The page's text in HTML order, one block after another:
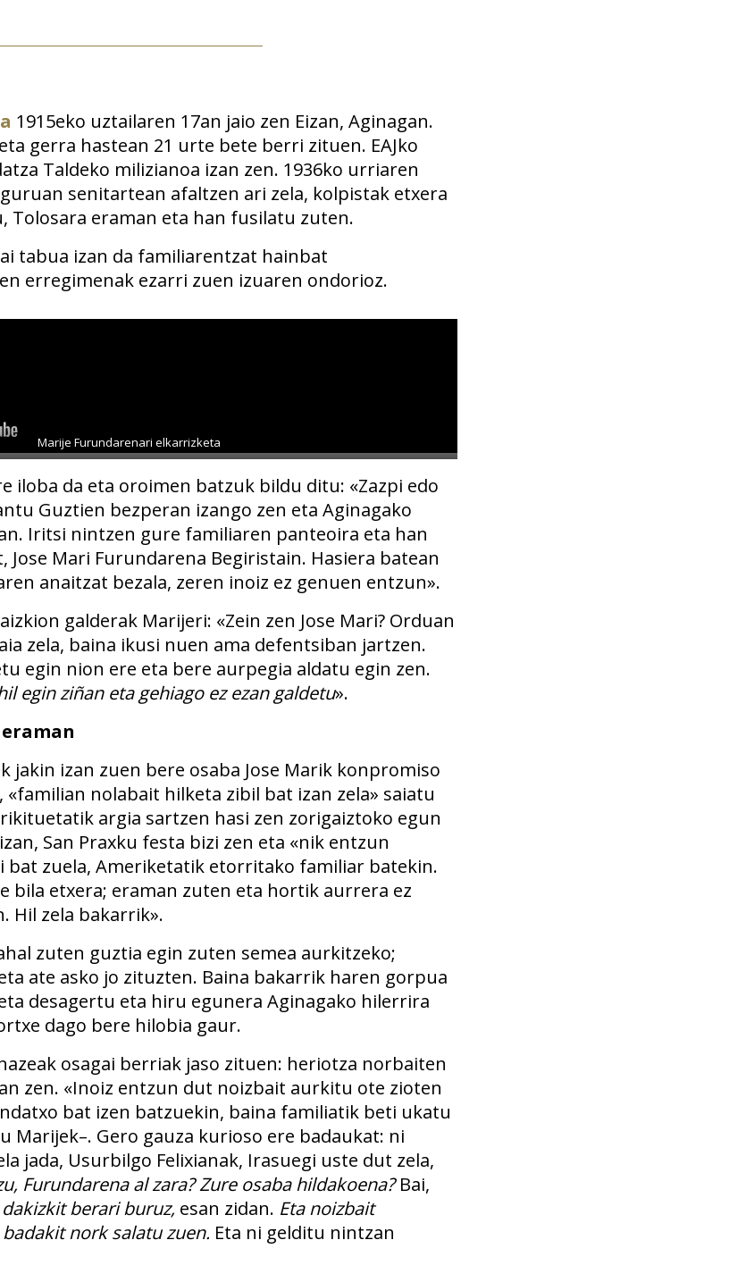
1915eko uztailaren 17an jaio zen Eizan, Aginagan.
gerra hastean 21 urte bete berri zituen. EAJko
Taldeko milizianoa izan zen. 1936ko urriaren
senitartean afaltzen ari zela, kolpistak etxera
Tolosara eraman eta han fusilatu zuten.
tabua izan da familiarentzat hainbat
erregimenak ezarri zuen izuaren ondorioz.
Marije Furundarenari elkarrizketa
iloba da eta oroimen batzuk bildu ditu: «Zazpi edo
Guztien bezperan izango zen eta Aginagako
Iritsi nintzen gure familiaren panteoira eta han
Jose Mari Furundarena Begiristain. Hasiera batean
anaitzat bezala, zeren inoiz ez genuen entzun».
galderak Marijeri: «Zein zen Jose Mari? Orduan
zela, baina ikusi nuen ama defentsiban jartzen.
egin nion ere eta bere aurpegia aldatu egin zen.
egin ziñan eta gehiago ez ezan galdetu».
jakin izan zuen bere osaba Jose Marik konpromiso
«familian nolabait hilketa zibil bat izan zela» saiatu
argia sartzen hasi zen zorigaiztoko egun
San Praxku festa bizi zen eta «nik entzun
bat zuela, Ameriketatik etorritako familiar batekin.
bila etxera; eraman zuten eta hortik aurrera ez
Hil zela bakarrik».
zuten guztia egin zuten semea aurkitzeko;
ate asko jo zituzten. Baina bakarrik haren gorpua
desagertu eta hiru egunera Aginagako hilerrira
dago bere hilobia gaur.
osagai berriak jaso zituen: heriotza norbaiten
zen. «Inoiz entzun dut noizbait aurkitu ote zioten
bat izen batzuekin, baina familiatik beti ukatu
Marijek–. Gero gauza kurioso ere badaukat: ni
jada, Usurbilgo Felixianak, Irasuegi uste dut zela,
Furundarena al zara? Zure osaba hildakoena?Bai,
berari buruz, esan zidan. Eta noizbait
nork salatu zuen. Eta ni gelditu nintzan